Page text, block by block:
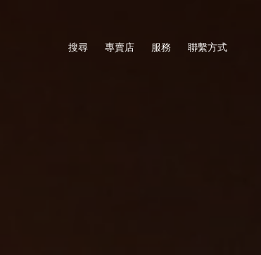
搜尋 專賣店 服務 聯繫方式